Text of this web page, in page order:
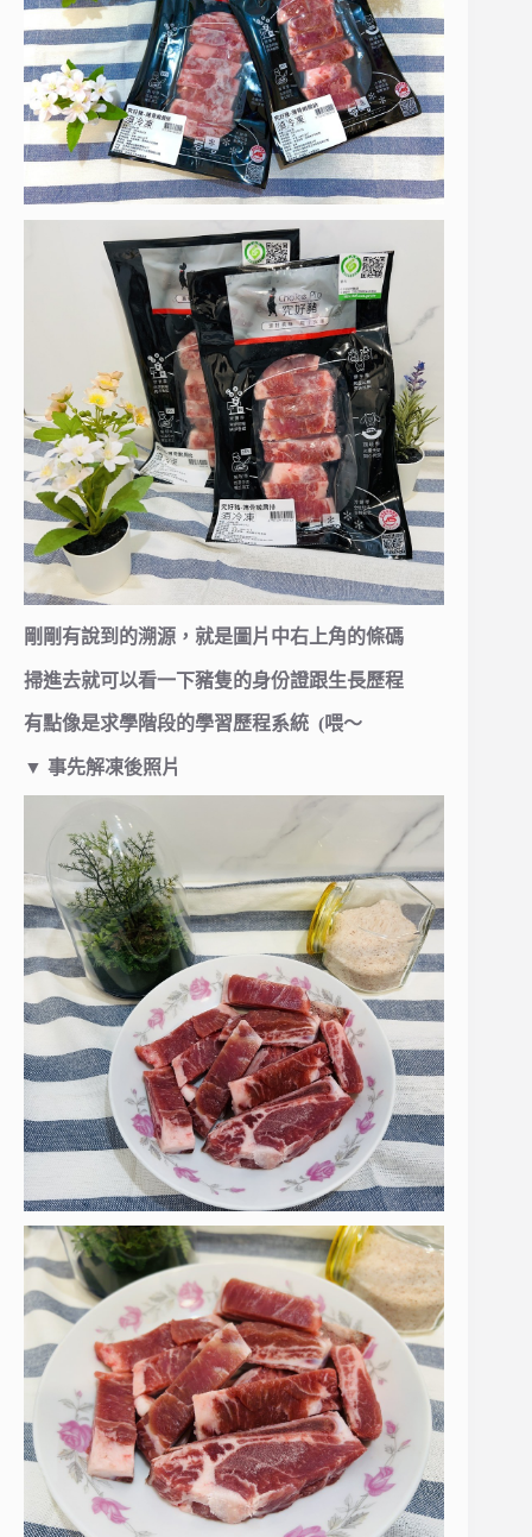
剛剛有說到的溯源，就是圖片中右上角的條碼
掃進去就可以看一下豬隻的身份證跟生長歷程
有點像是求學階段的學習歷程系統 (喂～
▼ 事先解凍後照片